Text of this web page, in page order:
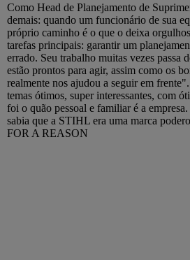
Como Head de Planejamento de
demais: quando um funcionário de sua
próprio caminho é o que o deixa
tarefas principais: garantir um
errado. Seu trabalho muitas vezes passa
estão prontos para agir, assim como os
realmente nos ajudou a seguir em
temas ótimos, super interessantes, com
foi o quão pessoal e familiar é a
sabia que a STIHL era uma marca
FOR A REASON